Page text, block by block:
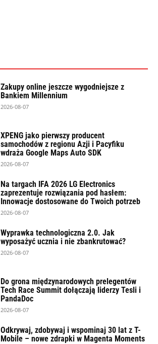
Zakupy online jeszcze wygodniejsze z
Bankiem Millennium
2026-08-07
XPENG jako pierwszy producent
samochodów z regionu Azji i Pacyfiku
wdraża Google Maps Auto SDK
2026-08-07
Na targach IFA 2026 LG Electronics
zaprezentuje rozwiązania pod hasłem:
Innowacje dostosowane do Twoich potrzeb
2026-08-07
Wyprawka technologiczna 2.0. Jak
wyposażyć ucznia i nie zbankrutować?
2026-08-07
Do grona międzynarodowych prelegentów
Tech Race Summit dołączają liderzy Tesli i
PandaDoc
2026-08-07
Odkrywaj, zdobywaj i wspominaj 30 lat z T-
Mobile – nowe zdrapki w Magenta Moments